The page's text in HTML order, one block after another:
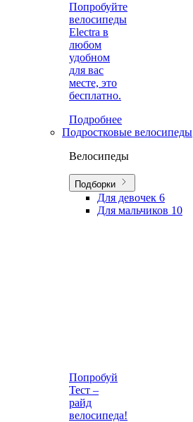
Попробуйте
велосипеды
Electra в
любом
удобном
для вас
месте, это
бесплатно.
Подробнее
Подростковые велосипеды
Велосипеды
Подборки
Для девочек 6
Для мальчиков 10
Попробуй
Тест –
райд
велосипеда!